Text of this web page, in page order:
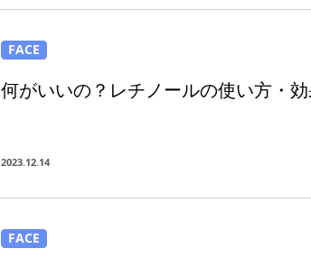
FACE
何がいいの？レチノールの使い方・
2023.12.14
FACE